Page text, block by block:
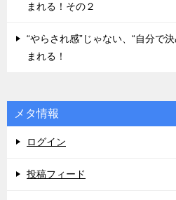
まれる！その２
“やらされ感”じゃない、“自分で
まれる！
メタ情報
ログイン
投稿フィード